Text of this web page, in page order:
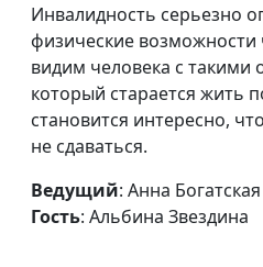
Социальная помощь
на Дальнем Востоке
Анна
Инвалидность серьезно
физические возможности
видим человека с такими
который старается жить
становится интересно,
не сдаваться.
Ведущий: Анна Богатская
Гость: Альбина Звездина